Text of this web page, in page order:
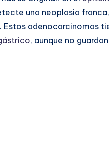
una neoplasia
Estos adenocarcinomas
, aunque no